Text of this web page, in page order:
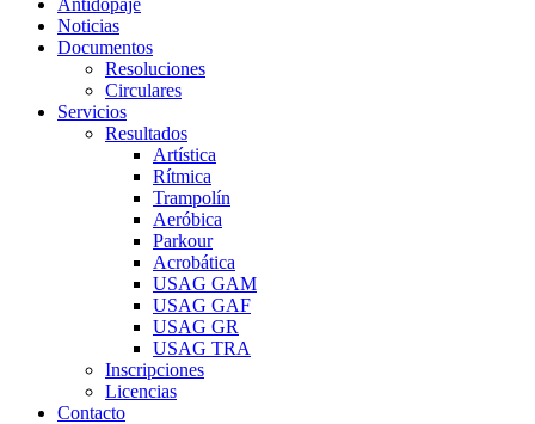
Antidopaje
Noticias
Documentos
Resoluciones
Circulares
Servicios
Resultados
Artística
Rítmica
Trampolín
Aeróbica
Parkour
Acrobática
USAG GAM
USAG GAF
USAG GR
USAG TRA
Inscripciones
Licencias
Contacto